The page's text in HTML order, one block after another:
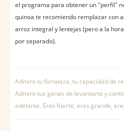
el programa para obtener un "perfil"
quinoa te recomiendo remplazar con
arroz integral y lentejas (pero a la
por separado).
Admiro tu fortaleza, tu capacidad de
Admiro tus ganas de levantarte y
adelante. Eres fuerte, eres grande,